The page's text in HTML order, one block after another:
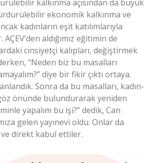
kalkınma açısından da büyük
ekonomik kalkınma ve
kadınların eşit katılımlarıyla
aldığımız eğitimin de
cinsiyetçi kalıpları, değiştirmek
“Neden biz bu masalları
diye bir fikir çıktı ortaya.
Sonra da bu masalları, kadın-
önünde bulundurarak yeniden
yapalım bu işi?” dedik, Can
gelen yayınevi oldu. Onlar da
ve direkt kabul ettiler.